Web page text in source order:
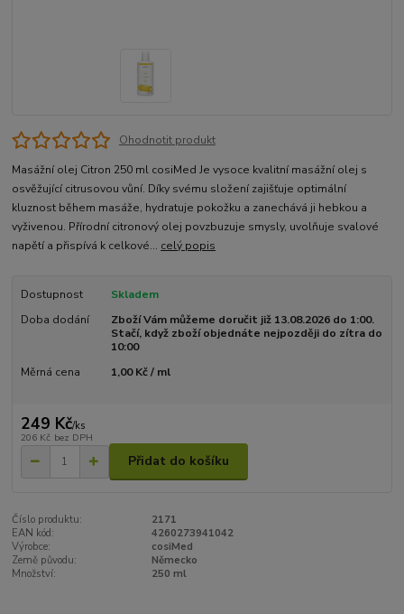
Ohodnotit produkt
Masážní olej Citron 250 ml cosiMed Je vysoce kvalitní masážní olej s
osvěžující citrusovou vůní. Díky svému složení zajišťuje optimální
kluznost během masáže, hydratuje pokožku a zanechává ji hebkou a
vyživenou. Přírodní citronový olej povzbuzuje smysly, uvolňuje svalové
napětí a přispívá k celkové... celý popis
Dostupnost
Skladem
Doba dodání
Zboží Vám můžeme doručit již 13.08.2026 do 1:00.
Stačí, když zboží objednáte nejpozději do zítra do
10:00
Měrná cena
1,00 Kč / ml
249 Kč/ks
206 Kč bez DPH
Přidat do košíku
Číslo produktu:
2171
EAN kód:
4260273941042
Výrobce:
cosiMed
Země původu:
Německo
Množství:
250 ml